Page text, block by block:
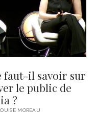
faut-il savoir sur
le public de
?
MOREAU